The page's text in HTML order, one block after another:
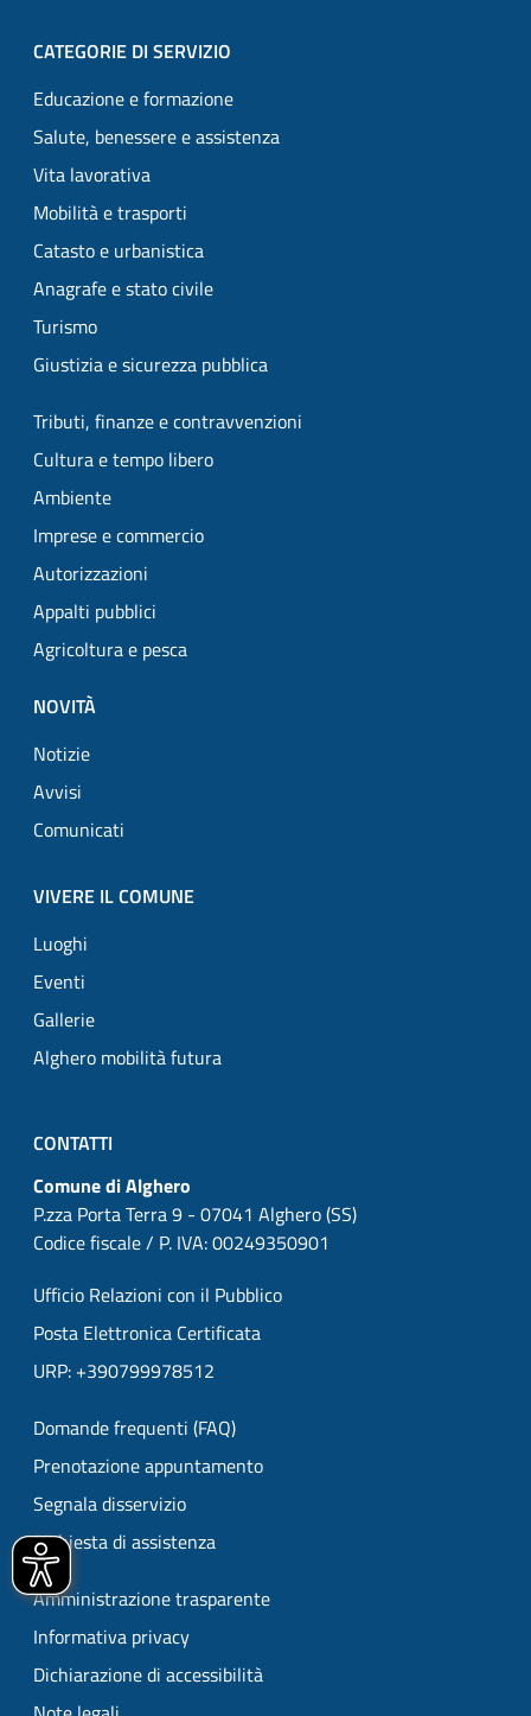
CATEGORIE DI SERVIZIO
Educazione e formazione
Salute, benessere e assistenza
Vita lavorativa
Mobilità e trasporti
Catasto e urbanistica
Anagrafe e stato civile
Turismo
Giustizia e sicurezza pubblica
Tributi, finanze e contravvenzioni
Cultura e tempo libero
Ambiente
Imprese e commercio
Autorizzazioni
Appalti pubblici
Agricoltura e pesca
NOVITÀ
Notizie
Avvisi
Comunicati
VIVERE IL COMUNE
Luoghi
Eventi
Gallerie
Alghero mobilità futura
CONTATTI
Comune di Alghero
P.zza Porta Terra 9 - 07041 Alghero (SS)
Codice fiscale / P. IVA: 00249350901
Ufficio Relazioni con il Pubblico
Posta Elettronica Certificata
URP: +390799978512
Domande frequenti (FAQ)
Prenotazione appuntamento
Segnala disservizio
Richiesta di assistenza
Amministrazione trasparente
Informativa privacy
Dichiarazione di accessibilità